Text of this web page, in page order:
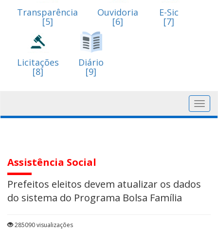
Transparência
[5]
Ouvidoria
[6]
E-Sic
[7]
Licitações
[8]
Diário
[9]
Assistência Social
Prefeitos eleitos devem atualizar os dados
do sistema do Programa Bolsa Família
285090 visualizações